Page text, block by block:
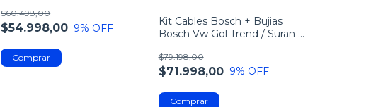
$54.998,00
$60.498,00
9% OFF
Kit Cables Bosch + Bujias
Bosch Vw Gol Trend / Suran /
$71.998,00
$79.198,00
9% OFF